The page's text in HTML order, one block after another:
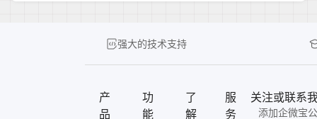
强大的技术支持
产
品
功
能
了
解
服
务
关注或联系
添加企微宝